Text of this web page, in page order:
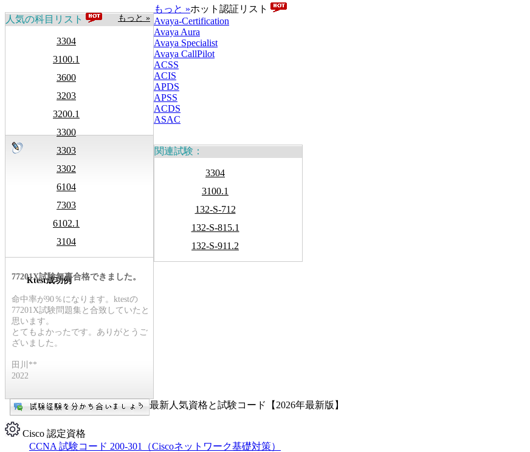
もっと »
人気の科目リスト
3304
3100.1
3600
3203
3200.1
3300
3303
3302
6104
7303
6102.1
3104
もっと »ホット認証リスト
Avaya-Certification
Avaya Aura
Avaya Specialist
Avaya CallPilot
ACSS
ACIS
APDS
APSS
ACDS
ASAC
関連試験：
3304
3100.1
132-S-712
132-S-815.1
132-S-911.2
Ktest成功例
77201X試験無事合格できました。
命中率が90％になります。ktestの
77201X試験問題集と合致していたと
思います。
とてもよかったです。ありがとうご
ざいました。
田川**
2022
最新人気資格と試験コード【2026年最新版】
Cisco 認定資格
CCNA 試験コード 200-301（Ciscoネットワーク基礎対策）